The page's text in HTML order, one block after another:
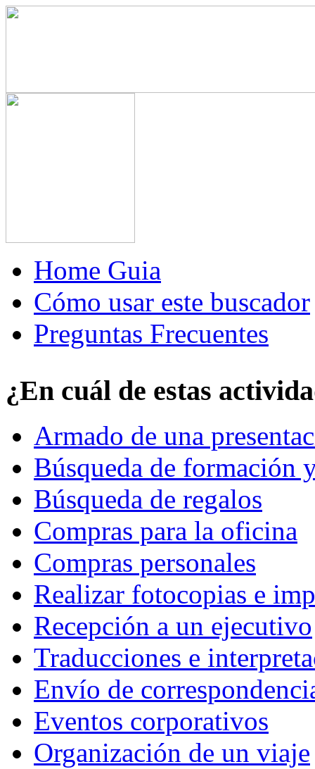
Home Guia
Cómo usar este buscador
Preguntas Frecuentes
¿En cuál de estas
Armado de una
Búsqueda de formación
Búsqueda de regalos
Compras para la oficina
Compras personales
Realizar fotocopias e
Recepción a un ejecutivo
Traducciones e
Envío de
Eventos corporativos
Organización de un viaje